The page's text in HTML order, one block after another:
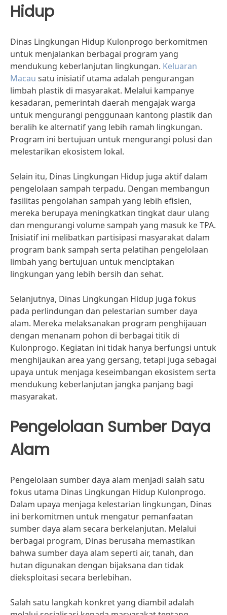
Hidup
Dinas Lingkungan Hidup Kulonprogo berkomitmen
untuk menjalankan berbagai program yang
mendukung keberlanjutan lingkungan. Keluaran
Macau satu inisiatif utama adalah pengurangan
limbah plastik di masyarakat. Melalui kampanye
kesadaran, pemerintah daerah mengajak warga
untuk mengurangi penggunaan kantong plastik dan
beralih ke alternatif yang lebih ramah lingkungan.
Program ini bertujuan untuk mengurangi polusi dan
melestarikan ekosistem lokal.
Selain itu, Dinas Lingkungan Hidup juga aktif dalam
pengelolaan sampah terpadu. Dengan membangun
fasilitas pengolahan sampah yang lebih efisien,
mereka berupaya meningkatkan tingkat daur ulang
dan mengurangi volume sampah yang masuk ke TPA.
Inisiatif ini melibatkan partisipasi masyarakat dalam
program bank sampah serta pelatihan pengelolaan
limbah yang bertujuan untuk menciptakan
lingkungan yang lebih bersih dan sehat.
Selanjutnya, Dinas Lingkungan Hidup juga fokus
pada perlindungan dan pelestarian sumber daya
alam. Mereka melaksanakan program penghijauan
dengan menanam pohon di berbagai titik di
Kulonprogo. Kegiatan ini tidak hanya berfungsi untuk
menghijaukan area yang gersang, tetapi juga sebagai
upaya untuk menjaga keseimbangan ekosistem serta
mendukung keberlanjutan jangka panjang bagi
masyarakat.
Pengelolaan Sumber Daya
Alam
Pengelolaan sumber daya alam menjadi salah satu
fokus utama Dinas Lingkungan Hidup Kulonprogo.
Dalam upaya menjaga kelestarian lingkungan, Dinas
ini berkomitmen untuk mengatur pemanfaatan
sumber daya alam secara berkelanjutan. Melalui
berbagai program, Dinas berusaha memastikan
bahwa sumber daya alam seperti air, tanah, dan
hutan digunakan dengan bijaksana dan tidak
dieksploitasi secara berlebihan.
Salah satu langkah konkret yang diambil adalah